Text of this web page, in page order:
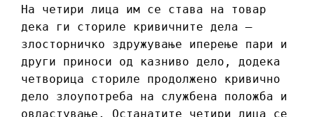
На четири лица им се става на товар
дека ги сториле кривичните дела –
злосторничко здружување иперење пари и
други приноси од казниво дело, додека
четворица сториле продолжено кривично
дело злоупотреба на службена положба и
овластување. Останатите четири лица се